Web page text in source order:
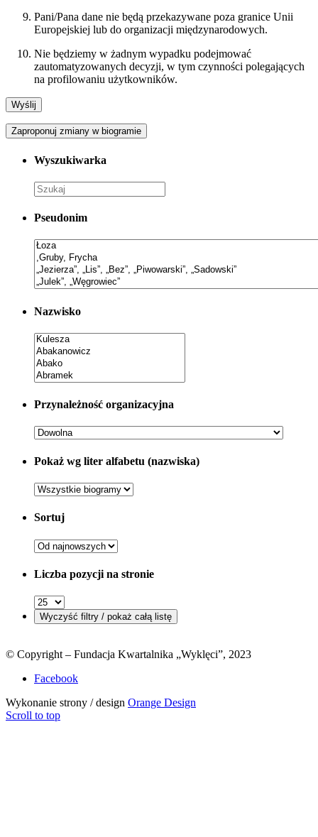
Pani/Pana dane nie będą przekazywane poza granice Unii
Europejskiej lub do organizacji międzynarodowych.
Nie będziemy w żadnym wypadku podejmować
zautomatyzowanych decyzji, w tym czynności polegających
na profilowaniu użytkowników.
Zaproponuj zmiany w biogramie
Wyszukiwarka
Pseudonim
Nazwisko
Przynależność organizacyjna
Pokaż wg liter alfabetu (nazwiska)
Sortuj
Liczba pozycji na stronie
© Copyright – Fundacja Kwartalnika „Wyklęci”, 2023
Facebook
Wykonanie strony / design Orange Design
Scroll to top